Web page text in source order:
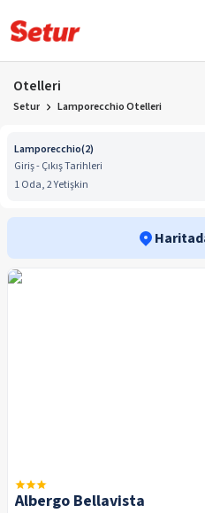
Otelleri
Setur Lamporecchio Otelleri
Lamporecchio(2)
Giriş - Çıkış Tarihleri
1 Oda, 2 Yetişkin
Albergo Bellavista